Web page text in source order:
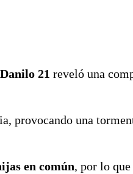
Danilo 21 reveló una
provocando una
en común, por lo